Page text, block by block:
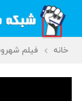
خانه فیلم